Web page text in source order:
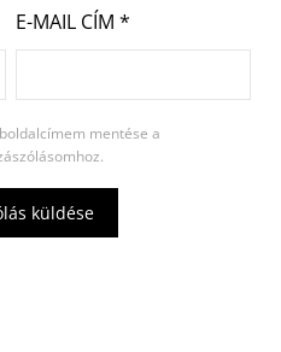
E-MAIL CÍM *
mentése a